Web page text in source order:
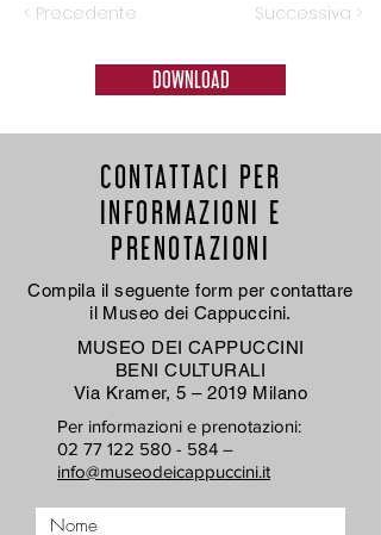
< Precedente Successiva >
DOWNLOAD
CONTATTACI PER
INFORMAZIONI E
PRENOTAZIONI
Compila il seguente form per contattare
il Museo dei Cappuccini.
MUSEO DEI CAPPUCCINI
BENI CULTURALI
Via Kramer, 5 – 2019 Milano
Per informazioni e prenotazioni:
02 77 122 580 - 584 –
info@museodeicappuccini.it